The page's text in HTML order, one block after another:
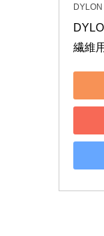
DYLON
繊維